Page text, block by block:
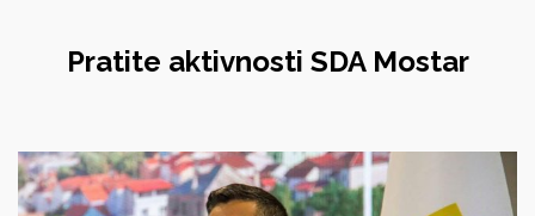
Pratite aktivnosti SDA Mostar